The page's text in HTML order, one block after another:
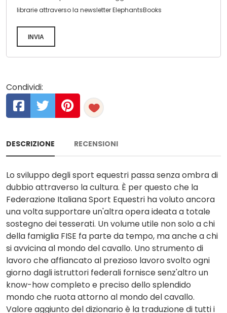
librarie attraverso la newsletter ElephantsBooks
INVIA
Condividi:
DESCRIZIONE RECENSIONI
Lo sviluppo degli sport equestri passa senza ombra di
dubbio attraverso la cultura. È per questo che la
Federazione Italiana Sport Equestri ha voluto ancora
una volta supportare un'altra opera ideata a totale
sostegno dei tesserati. Un volume utile non solo a chi
della famiglia FISE fa parte da tempo, ma anche a chi
si avvicina al mondo del cavallo. Uno strumento di
lavoro che affiancato al prezioso lavoro svolto ogni
giorno dagli istruttori federali fornisce senz'altro un
know-how completo e preciso dello splendido
mondo che ruota attorno al mondo del cavallo.
Valore aggiunto del dizionario è la traduzione di tutti i